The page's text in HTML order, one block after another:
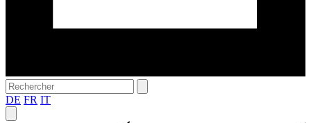
DE FR IT